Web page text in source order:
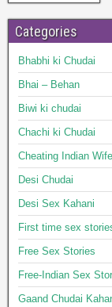
Categories
Bhabhi ki Chudai
Bhai – Behan
Biwi ki chudai
Chachi ki Chudai
Cheating Indian Wife
Desi Chudai
Desi Sex Kahani
First time sex
Free Sex Stories
Free-Indian Sex
Gaand Chudai